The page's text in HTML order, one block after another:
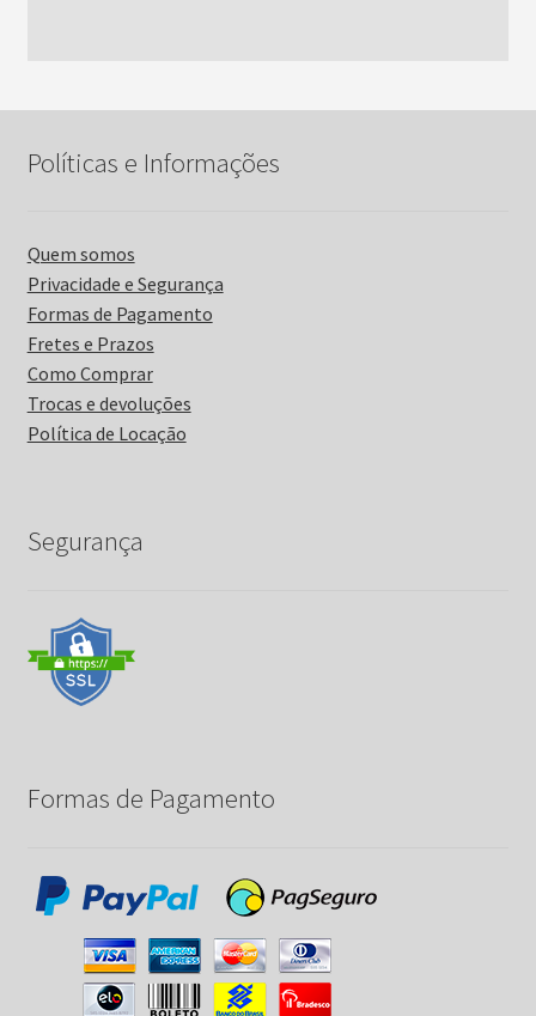
Políticas e Informações
Quem somos
Privacidade e Segurança
Formas de Pagamento
Fretes e Prazos
Como Comprar
Trocas e devoluções
Política de Locação
Segurança
Formas de Pagamento